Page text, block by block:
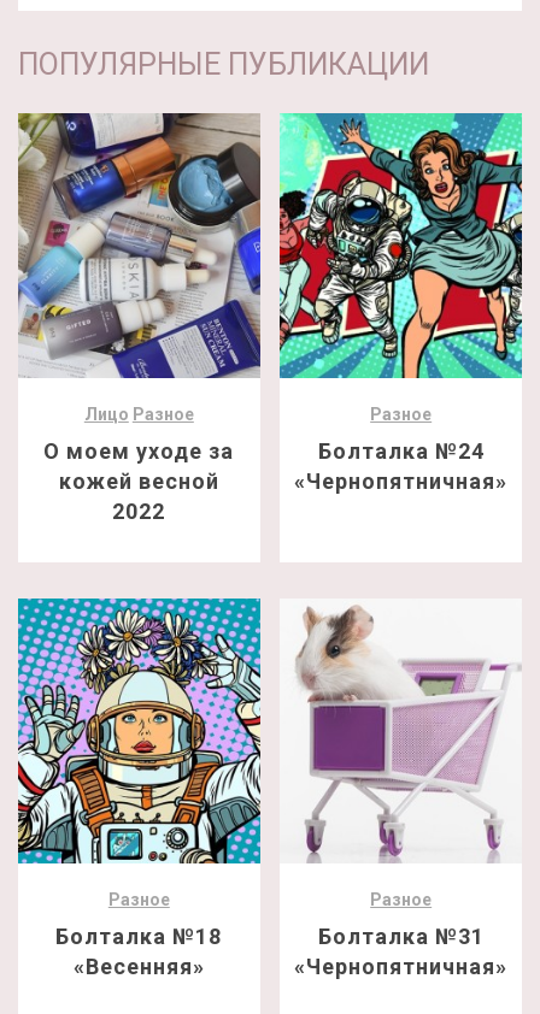
ПОПУЛЯРНЫЕ ПУБЛИКАЦИИ
Лицо Разное
О моем уходе за
кожей весной
2022
Разное
Болталка №24
«Чернопятничная»
Разное
Болталка №18
«Весенняя»
Разное
Болталка №31
«Чернопятничная»